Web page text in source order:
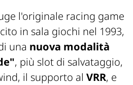
l'originale racing game
in sala giochi nel 1993,
una nuova modalità
, più slot di salvataggio,
il supporto al VRR, e